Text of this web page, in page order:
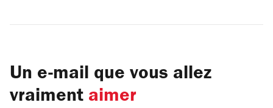
Un e-mail que vous allez
vraiment aimer